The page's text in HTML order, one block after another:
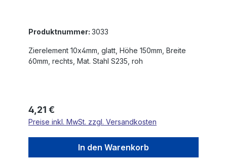
Produktnummer: 3033
Zierelement 10x4mm, glatt, Höhe 150mm, Breite
60mm, rechts, Mat. Stahl S235, roh
Regulärer Preis:
4,21 €
Preise inkl. MwSt. zzgl. Versandkosten
In den Warenkorb